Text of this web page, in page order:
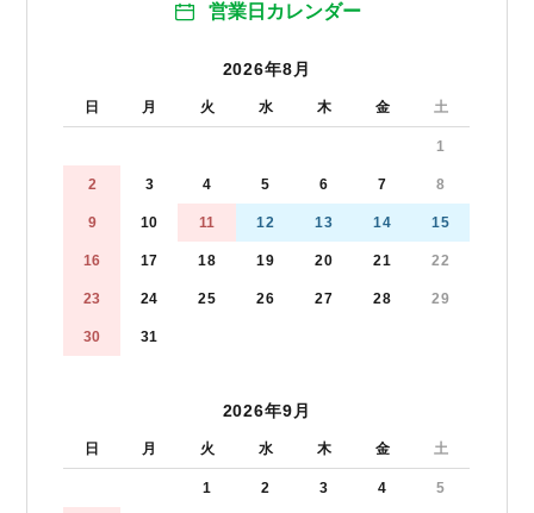
営業日カレンダー
2026年8月
日 月 火 水 木 金 土
1
2 3 4 5 6 7 8
9 10 11 12 13 14 15
16 17 18 19 20 21 22
23 24 25 26 27 28 29
30 31
2026年9月
日 月 火 水 木 金 土
1 2 3 4 5